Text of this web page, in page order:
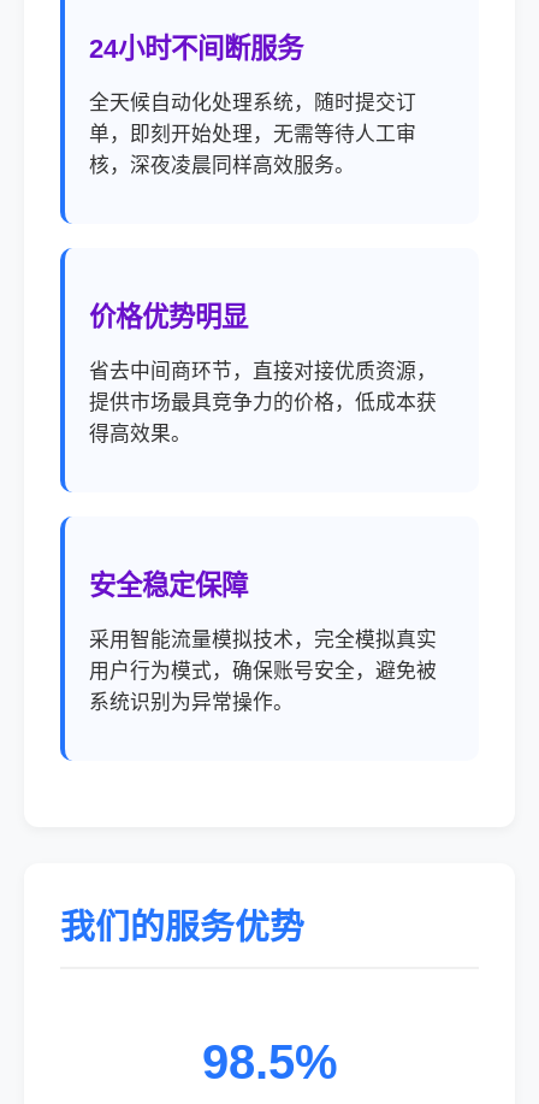
24小时不间断服务
全天候自动化处理系统，随时提交订
单，即刻开始处理，无需等待人工审
核，深夜凌晨同样高效服务。
价格优势明显
省去中间商环节，直接对接优质资源，
提供市场最具竞争力的价格，低成本获
得高效果。
安全稳定保障
采用智能流量模拟技术，完全模拟真实
用户行为模式，确保账号安全，避免被
系统识别为异常操作。
我们的服务优势
98.5%